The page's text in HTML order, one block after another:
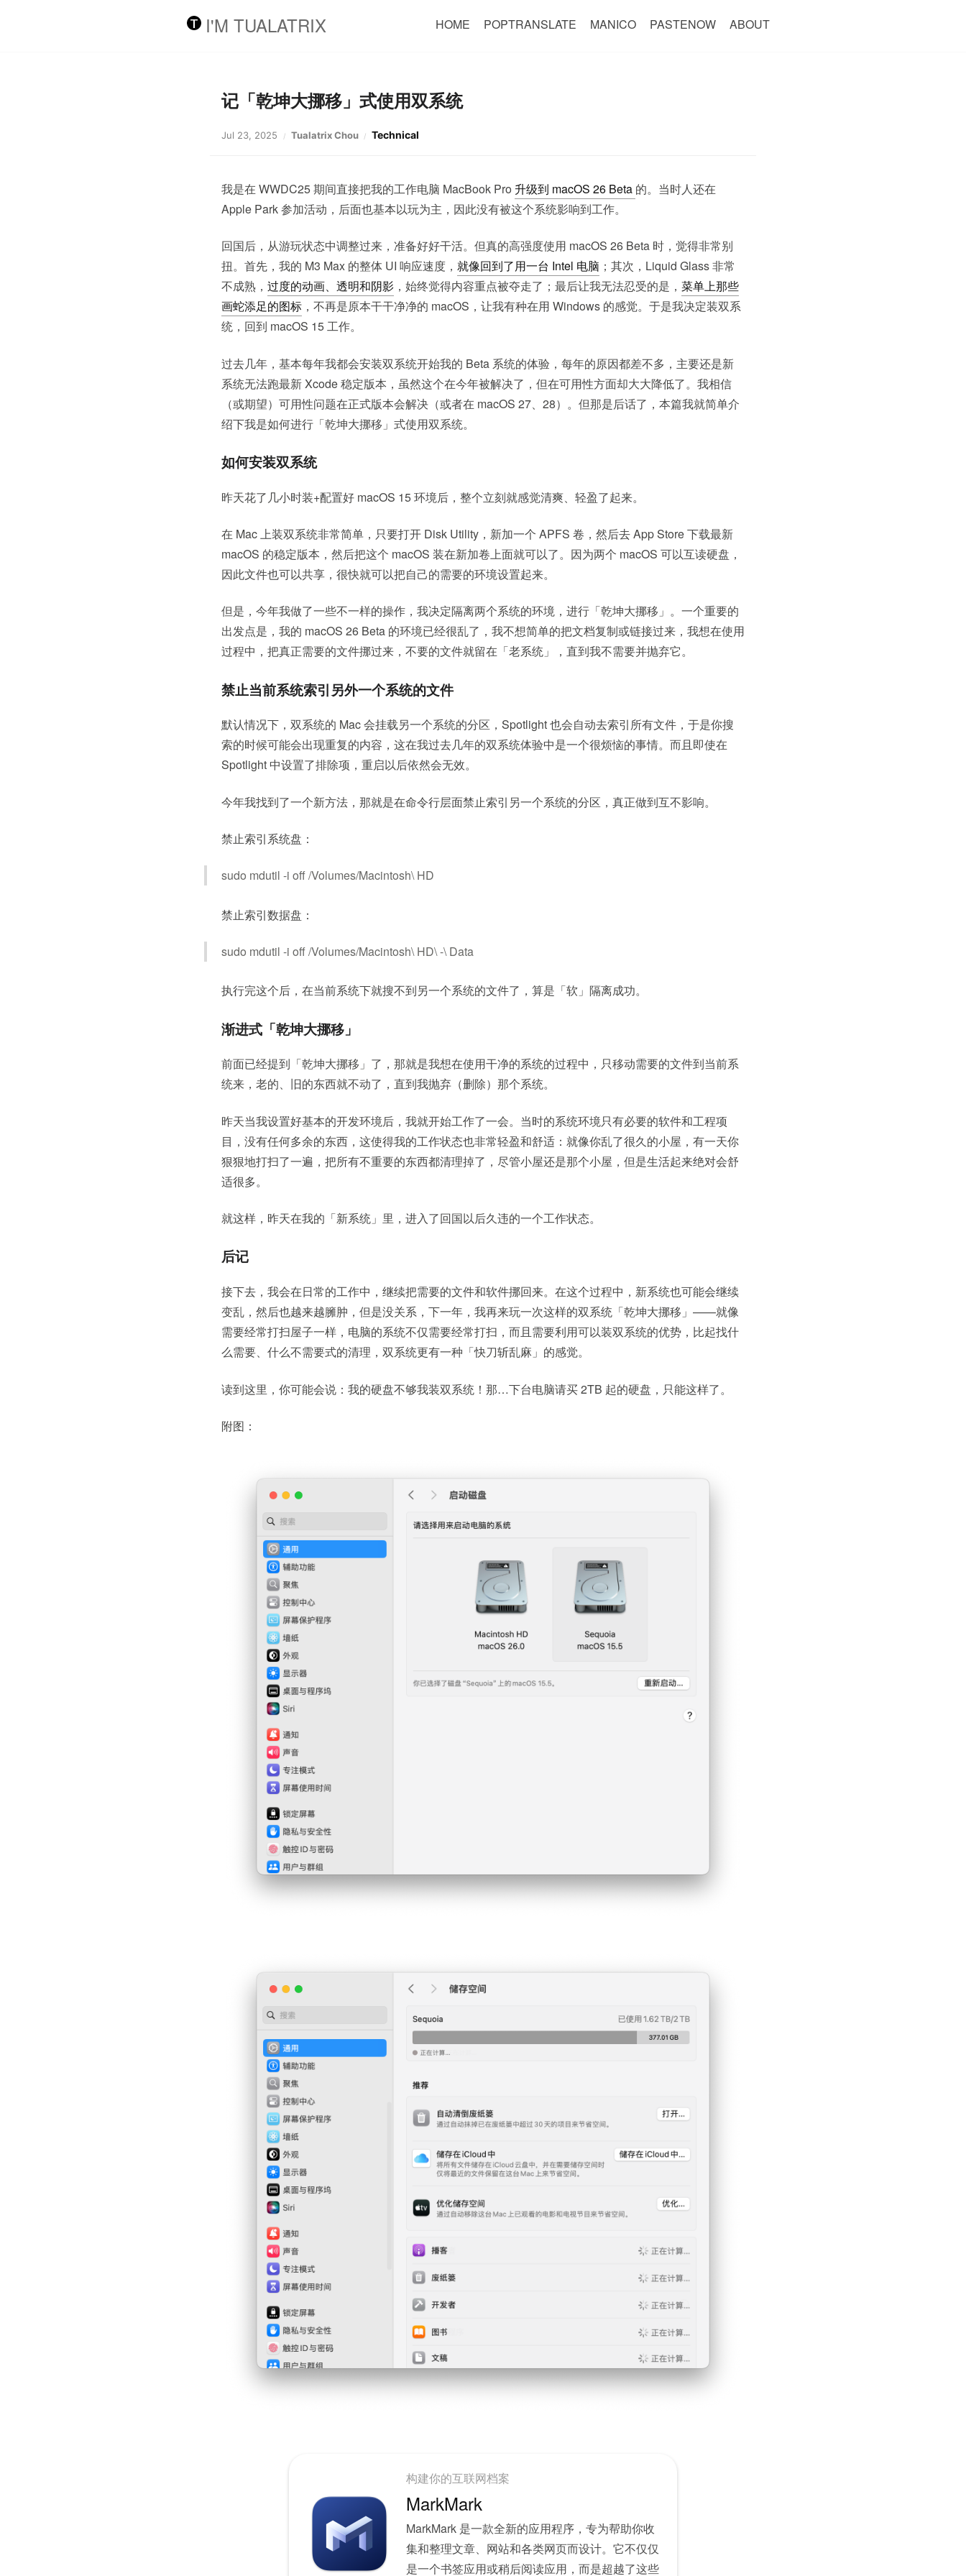
I'M TUALATRIX HOME POPTRANSLATE MANICO PASTENOW ABOUT
记「乾坤大挪移」式使用双系统
Jul 23, 2025 Tualatrix Chou Technical
我是在 WWDC25 期间直接把我的工作电脑 MacBook Pro 升级到 macOS 26 Beta 的。当时人还在
Apple Park 参加活动，后面也基本以玩为主，因此没有被这个系统影响到工作。
回国后，从游玩状态中调整过来，准备好好干活。但真的高强度使用 macOS 26 Beta 时，觉得非常别
扭。首先，我的 M3 Max 的整体 UI 响应速度， 就像回到了用一台 Intel 电脑 ；其次，Liquid Glass 非常
不成熟， 过度的动画、透明和阴影 ，始终觉得内容重点被夺走了；最后让我无法忍受的是， 菜单上那些
画蛇添足的图标 ，不再是原本干干净净的 macOS，让我有种在用 Windows 的感觉。于是我决定装双系
统，回到 macOS 15 工作。
过去几年，基本每年我都会安装双系统开始我的 Beta 系统的体验，每年的原因都差不多，主要还是新
系统无法跑最新 Xcode 稳定版本，虽然这个在今年被解决了，但在可用性方面却大大降低了。我相信
（或期望）可用性问题在正式版本会解决（或者在 macOS 27、28）。但那是后话了，本篇我就简单介
绍下我是如何进行「乾坤大挪移」式使用双系统。
如何安装双系统
昨天花了几小时装+配置好 macOS 15 环境后，整个立刻就感觉清爽、轻盈了起来。
在 Mac 上装双系统非常简单，只要打开 Disk Utility，新加一个 APFS 卷，然后去 App Store 下载最新
macOS 的稳定版本，然后把这个 macOS 装在新加卷上面就可以了。因为两个 macOS 可以互读硬盘，
因此文件也可以共享，很快就可以把自己的需要的环境设置起来。
但是，今年我做了一些不一样的操作，我决定隔离两个系统的环境，进行「乾坤大挪移」。一个重要的
出发点是，我的 macOS 26 Beta 的环境已经很乱了，我不想简单的把文档复制或链接过来，我想在使用
过程中，把真正需要的文件挪过来，不要的文件就留在「老系统」，直到我不需要并抛弃它。
禁止当前系统索引另外一个系统的文件
默认情况下，双系统的 Mac 会挂载另一个系统的分区，Spotlight 也会自动去索引所有文件，于是你搜
索的时候可能会出现重复的内容，这在我过去几年的双系统体验中是一个很烦恼的事情。而且即使在
Spotlight 中设置了排除项，重启以后依然会无效。
今年我找到了一个新方法，那就是在命令行层面禁止索引另一个系统的分区，真正做到互不影响。
禁止索引系统盘：
sudo mdutil -i off /Volumes/Macintosh\ HD
禁止索引数据盘：
sudo mdutil -i off /Volumes/Macintosh\ HD\ -\ Data
执行完这个后，在当前系统下就搜不到另一个系统的文件了，算是「软」隔离成功。
渐进式「乾坤大挪移」
前面已经提到「乾坤大挪移」了，那就是我想在使用干净的系统的过程中，只移动需要的文件到当前系
统来，老的、旧的东西就不动了，直到我抛弃（删除）那个系统。
昨天当我设置好基本的开发环境后，我就开始工作了一会。当时的系统环境只有必要的软件和工程项
目，没有任何多余的东西，这使得我的工作状态也非常轻盈和舒适：就像你乱了很久的小屋，有一天你
狠狠地打扫了一遍，把所有不重要的东西都清理掉了，尽管小屋还是那个小屋，但是生活起来绝对会舒
适很多。
就这样，昨天在我的「新系统」里，进入了回国以后久违的一个工作状态。
后记
接下去，我会在日常的工作中，继续把需要的文件和软件挪回来。在这个过程中，新系统也可能会继续
变乱，然后也越来越臃肿，但是没关系，下一年，我再来玩一次这样的双系统「乾坤大挪移」——就像
需要经常打扫屋子一样，电脑的系统不仅需要经常打扫，而且需要利用可以装双系统的优势，比起找什
么需要、什么不需要式的清理，双系统更有一种「快刀斩乱麻」的感觉。
读到这里，你可能会说：我的硬盘不够我装双系统！那…下台电脑请买 2TB 起的硬盘，只能这样了。
附图：
构建你的互联网档案
MarkMark
MarkMark 是一款全新的应用程序，专为帮助你收
集和整理文章、网站和各类网页而设计。它不仅仅
是一个书签应用或稍后阅读应用，而是超越了这些